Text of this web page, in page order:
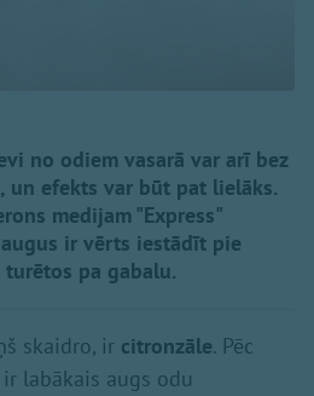
no odiem vasarā var arī bez
un efekts var būt pat lielāks.
medijam "Express"
ir vērts iestādīt pie
pa gabalu.
skaidro, ir citronzāle. Pēc
labākais augs odu